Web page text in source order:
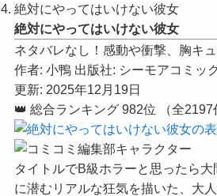
絶対にやってはいけない彼女
絶対にやってはいけない彼女
ネタバレなし！感動や衝撃、胸キ
作者: 小鴨 出版社: シーモアコミッ
更新: 2025年12月19日
👑 総合ランキング 982位 （全2197
タイトルでB級ホラーと思ったら
に潜むリアルな狂気を描いた、大